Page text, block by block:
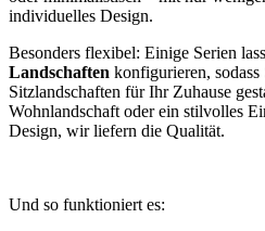
individuelles Design.
Besonders flexibel: Einige Serien
Landschaften konfigurieren,
Sitzlandschaften für Ihr Zuhause
Wohnlandschaft oder ein stilvolles
Design, wir liefern die Qualität.
Und so funktioniert es: